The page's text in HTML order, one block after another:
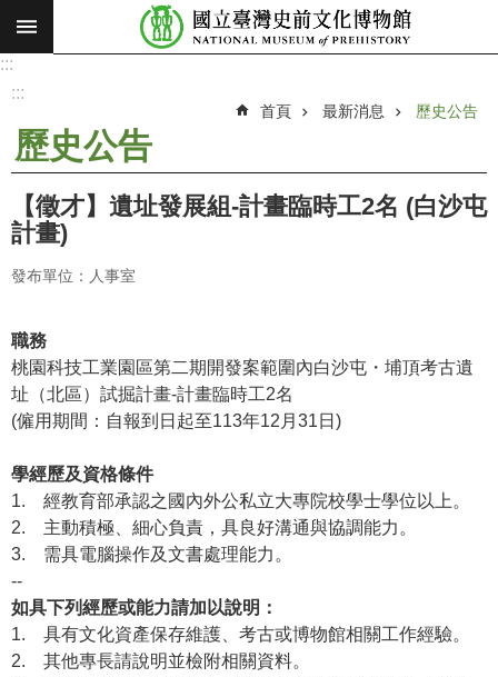
跳到主要內容區塊
搜
願
景
使
命
最
消
息
參
展
學
習
索
認
:::
:::
首頁 最新消息 歷史公告
歷史公告
【徵才】遺址發展組-計畫臨時工2名 (白沙屯
計畫)
發布單位：人事室
職務
桃園科技工業園區第二期開發案範圍內白沙屯・埔頂考古遺
址（北區）試掘計畫-計畫臨時工2名
(僱用期間：自報到日起至113年12月31日)
學經歷及資格條件
1.
經教育部承認之國內外公私立大專院校學士學位以上。
2.
主動積極、細心負責，具良好溝通與協調能力。
3.
需具電腦操作及文書處理能力。
--
如具下列經歷或能力請加以說明：
1.
具有文化資產保存維護、考古或博物館相關工作經驗。
2.
其他專長請說明並檢附相關資料。